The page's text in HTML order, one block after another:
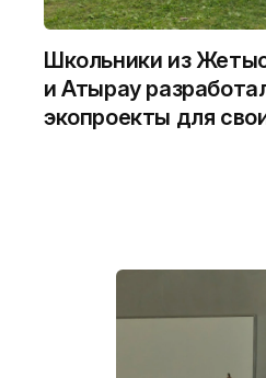
Школьники из
и Атырау
экопроекты для